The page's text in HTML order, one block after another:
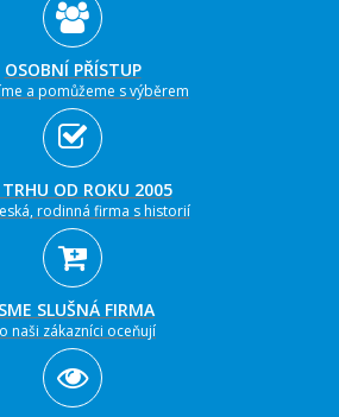
OSOBNÍ PŘÍSTUP
a pomůžeme s výběrem
OD ROKU 2005
rodinná firma s historií
SLUŠNÁ FIRMA
naši zákazníci oceňují